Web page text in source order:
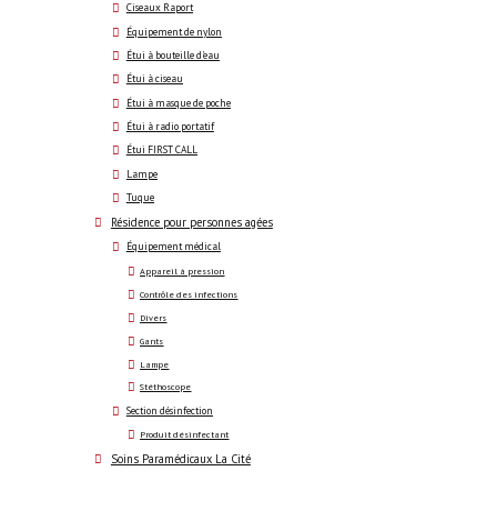
Ciseaux Raport
Équipement de nylon
Étui à bouteille d'eau
Étui à ciseau
Étui à masque de poche
Étui à radio portatif
Étui FIRST CALL
Lampe
Tuque
Résidence pour personnes agées
Équipement médical
Appareil à pression
Contrôle des infections
Divers
Gants
Lampe
Stéthoscope
Section désinfection
Produit désinfectant
Soins Paramédicaux La Cité